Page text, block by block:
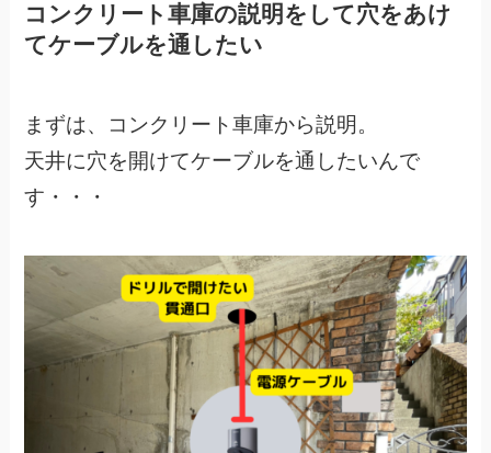
コンクリート車庫の説明をして穴をあけ
てケーブルを通したい
まずは、コンクリート車庫から説明。
天井に穴を開けてケーブルを通したいんで
す・・・